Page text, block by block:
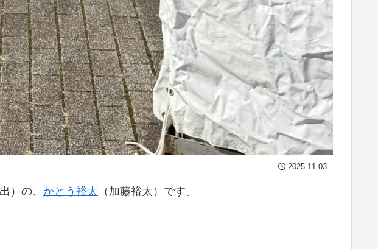
2025.11.03
）の、 かとう裕太 （加藤裕太）です。